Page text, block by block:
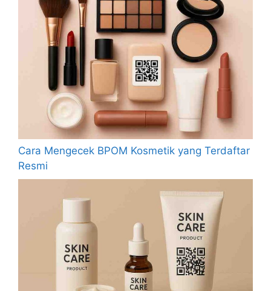
Cara Mengecek BPOM Kosmetik yang Terdaftar
Resmi